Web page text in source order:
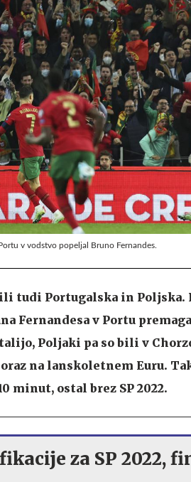
v vodstvo popeljal Bruno Fernandes.
tudi Portugalska in
Fernandesa v Portu
Poljaki pa so bili v
na lanskoletnem Euru.
minut, ostal brez SP 2022.
za SP 2022,